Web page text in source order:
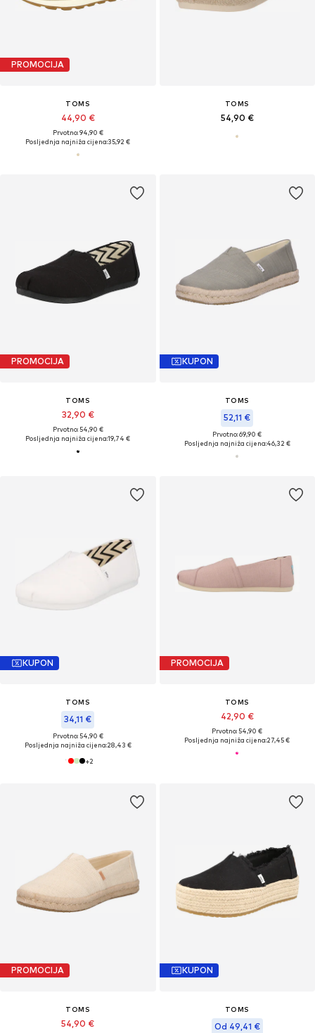
PROMOCIJA
TOMS
44,90 €
Prvotno: 94,90 €
Posljednja najniža cijena:35,92 €
TOMS
54,90 €
PROMOCIJA
TOMS
32,90 €
Prvotno: 54,90 €
Posljednja najniža cijena:19,74 €
KUPON
TOMS
52,11 €
Prvotno: 69,90 €
Posljednja najniža cijena:46,32 €
KUPON
TOMS
34,11 €
Prvotno: 54,90 €
Posljednja najniža cijena:28,43 €
+2
PROMOCIJA
TOMS
42,90 €
Prvotno: 54,90 €
Posljednja najniža cijena:27,45 €
PROMOCIJA
TOMS
54,90 €
KUPON
TOMS
Od 49,41 €